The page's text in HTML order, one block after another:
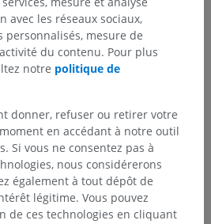
avec les réseaux sociaux,
personnalisés, mesure de
du contenu. Pour plus
notre politique de
donner, refuser ou retirer votre
en accédant à notre outil
Si vous ne consentez pas à
nous considérerons
également à tout dépôt de
légitime. Vous pouvez
de ces technologies en cliquant